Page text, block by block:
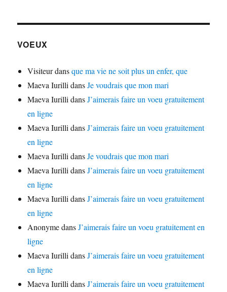
VOEUX
Visiteurdansque ma vie ne soit plus un enfer, que
Maeva Iurilli dansJe voudrais que mon mari
Maeva Iurilli dansJ’aimerais faire un voeu gratuitement
en ligne
Maeva Iurilli dansJ’aimerais faire un voeu gratuitement
en ligne
Maeva Iurilli dansJe voudrais que mon mari
Maeva Iurilli dansJ’aimerais faire un voeu gratuitement
en ligne
Maeva Iurilli dansJ’aimerais faire un voeu gratuitement
en ligne
AnonymedansJ’aimerais faire un voeu gratuitement en
ligne
Maeva Iurilli dansJ’aimerais faire un voeu gratuitement
en ligne
Maeva Iurilli dansJ’aimerais faire un voeu gratuitement